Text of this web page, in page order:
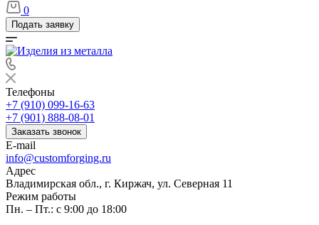
0
Подать заявку
Телефоны
+7 (910) 099-16-63
+7 (901) 888-08-01
Заказать звонок
E-mail
info@customforging.ru
Адрес
Владимирская обл., г. Киржач, ул. Северная 11
Режим работы
Пн. – Пт.: с 9:00 до 18:00